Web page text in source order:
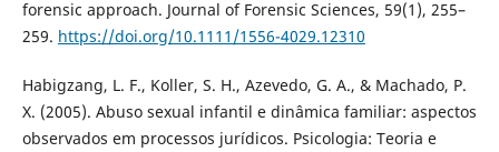
forensic approach. Journal of Forensic Sciences, 59(1), 255–
259. https://doi.org/10.1111/1556-4029.12310
Habigzang, L. F., Koller, S. H., Azevedo, G. A., & Machado, P.
X. (2005). Abuso sexual infantil e dinâmica familiar: aspectos
observados em processos jurídicos. Psicologia: Teoria e